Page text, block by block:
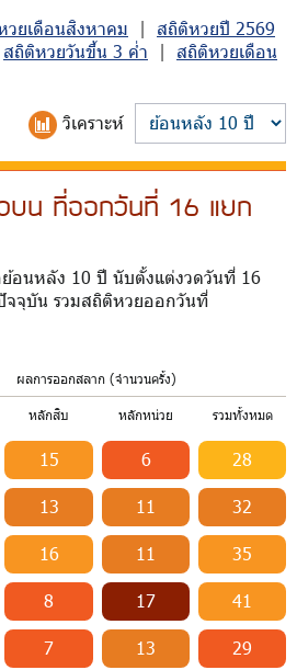
วยเดือนสิงหาคม | สถิติหวยปี 2569
สถิติหวยวันขึ้น 3 ค่ำ | สถิติหวยเดือน
วิเคราะห์
บน ที่ออกวันที่ 16 แยก
ย้อนหลัง 10 ปี นับตั้งแต่งวดวันที่ 16
จจุบัน รวมสถิติหวยออกวันที่
ผลการออกสลาก (จำนวนครั้ง)
หลักสิบ หลักหน่วย รวมทั้งหมด
15 6 28
13 11 32
16 11 35
8 17 41
7 13 29